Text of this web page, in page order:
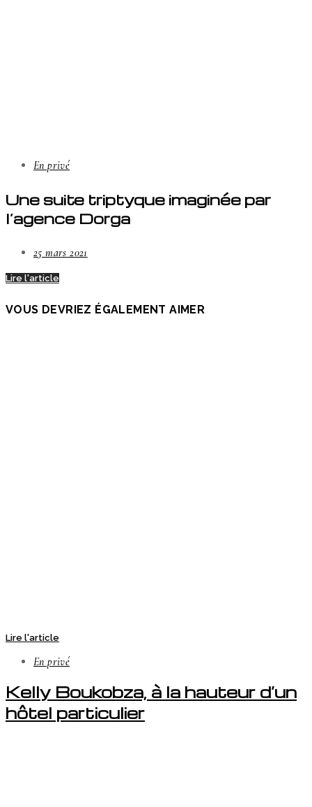
En privé
Une suite triptyque imaginée par
l’agence Dorga
25 mars 2021
Lire l'article
VOUS DEVRIEZ ÉGALEMENT AIMER
Lire l'article
En privé
Kelly Boukobza, à la hauteur d’un
hôtel particulier